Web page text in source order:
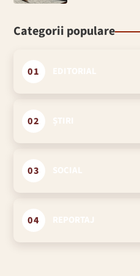
Categorii populare
01
02
03
04